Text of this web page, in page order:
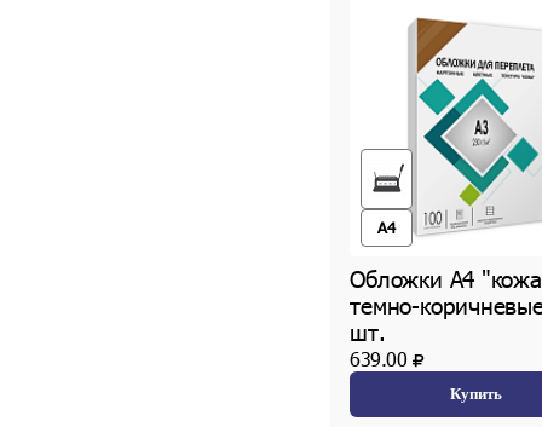
A4
Обложки А4
темно-
шт.
639.00
Купить